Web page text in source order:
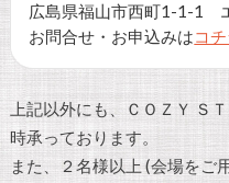
広島県福山市西町1-1-1
お問合せ・お申込みはコ
上記以外にも、ＣＯＺＹ Ｓ
時承っております。
また、２名様以上 (会場をご